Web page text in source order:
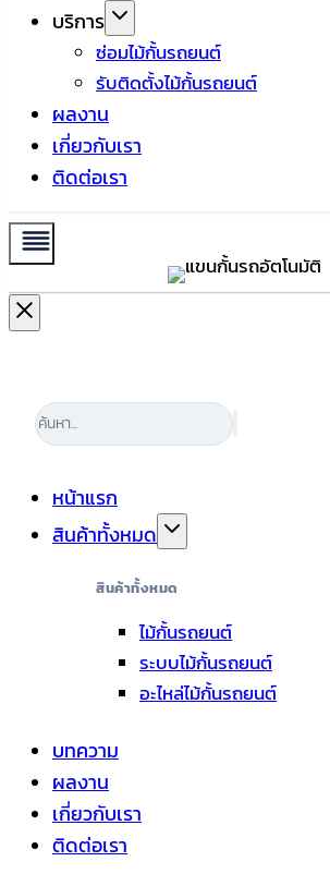
บริการ
ซ่อมไม้กั้นรถยนต์
รับติดตั้งไม้กั้นรถยนต์
ผลงาน
เกี่ยวกับเรา
ติดต่อเรา
หน้าแรก
สินค้าทั้งหมด
สินค้าทั้งหมด
ไม้กั้นรถยนต์
ระบบไม้กั้นรถยนต์
อะไหล่ไม้กั้นรถยนต์
บทความ
ผลงาน
เกี่ยวกับเรา
ติดต่อเรา